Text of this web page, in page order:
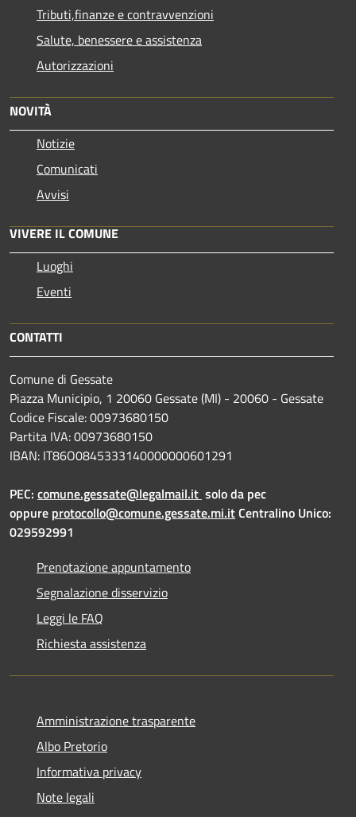
Tributi,finanze e contravvenzioni
Salute, benessere e assistenza
Autorizzazioni
NOVITÀ
Notizie
Comunicati
Avvisi
VIVERE IL COMUNE
Luoghi
Eventi
CONTATTI
Comune di Gessate
Piazza Municipio, 1 20060 Gessate (MI) - 20060 - Gessate
Codice Fiscale: 00973680150
Partita IVA: 00973680150
IBAN: IT86O0845333140000000601291
PEC: comune.gessate@legalmail.it solo da pec
oppure protocollo@comune.gessate.mi.itCentralino Unico:
029592991
Prenotazione appuntamento
Segnalazione disservizio
Leggi le FAQ
Richiesta assistenza
Amministrazione trasparente
Albo Pretorio
Informativa privacy
Note legali